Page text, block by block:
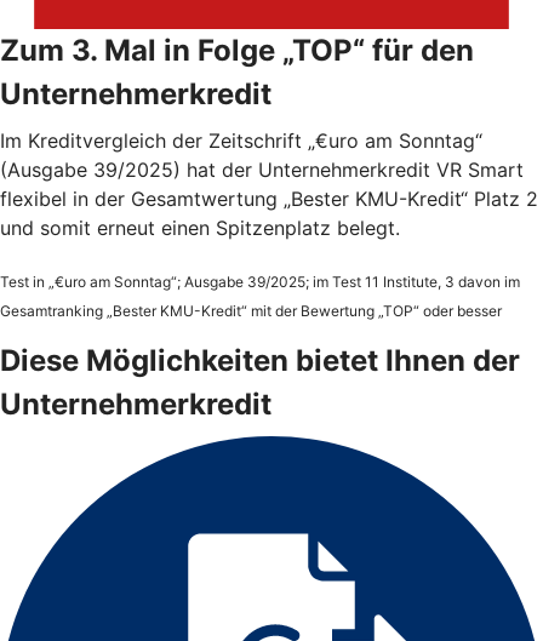
Zum 3. Mal in Folge „TOP“ für den
Unternehmerkredit
Im Kreditvergleich der Zeitschrift „€uro am Sonntag“
(Ausgabe 39/2025) hat der Unternehmerkredit VR Smart
flexibel in der Gesamtwertung „Bester KMU-Kredit“ Platz 2
und somit erneut einen Spitzenplatz belegt.
Test in „€uro am Sonntag“; Ausgabe 39/2025; im Test 11 Institute, 3 davon im
Gesamtranking „Bester KMU-Kredit“ mit der Bewertung „TOP“ oder besser
Diese Möglichkeiten bietet Ihnen der
Unternehmerkredit